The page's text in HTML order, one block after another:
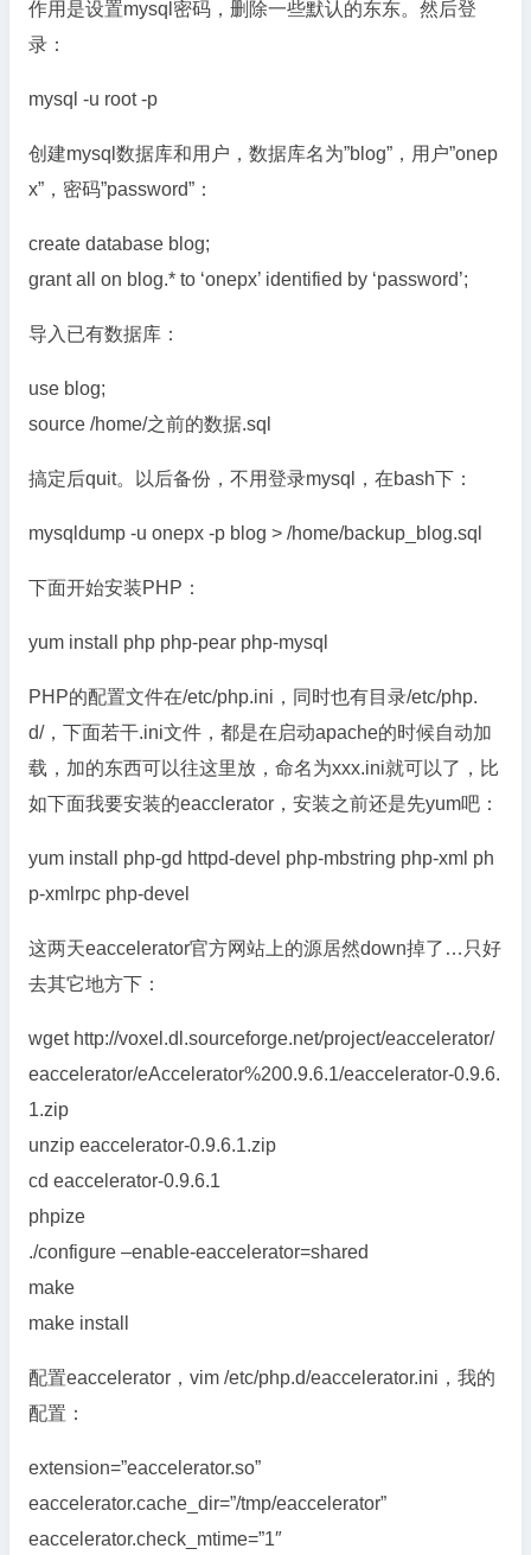
作用是设置mysql密码，删除一些默认的东东。然后登
录：
mysql -u root -p
创建mysql数据库和用户，数据库名为”blog”，用户”onep
x”，密码”password”：
create database blog;
grant all on blog.* to ‘onepx’ identified by ‘password’;
导入已有数据库：
use blog;
source /home/之前的数据.sql
搞定后quit。以后备份，不用登录mysql，在bash下：
mysqldump -u onepx -p blog > /home/backup_blog.sql
下面开始安装PHP：
yum install php php-pear php-mysql
PHP的配置文件在/etc/php.ini，同时也有目录/etc/php.
d/，下面若干.ini文件，都是在启动apache的时候自动加
载，加的东西可以往这里放，命名为xxx.ini就可以了，比
如下面我要安装的eacclerator，安装之前还是先yum吧：
yum install php-gd httpd-devel php-mbstring php-xml ph
p-xmlrpc php-devel
这两天eaccelerator官方网站上的源居然down掉了…只好
去其它地方下：
wget http://voxel.dl.sourceforge.net/project/eaccelerator/
eaccelerator/eAccelerator%200.9.6.1/eaccelerator-0.9.6.
1.zip
unzip eaccelerator-0.9.6.1.zip
cd eaccelerator-0.9.6.1
phpize
./configure –enable-eaccelerator=shared
make
make install
配置eaccelerator，vim /etc/php.d/eaccelerator.ini，我的
配置：
extension=”eaccelerator.so”
eaccelerator.cache_dir=”/tmp/eaccelerator”
eaccelerator.check_mtime=”1″